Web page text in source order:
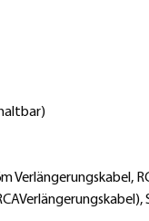
Verlängerungskabel,